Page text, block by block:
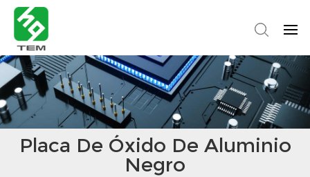
Placa De Óxido De Aluminio
Negro